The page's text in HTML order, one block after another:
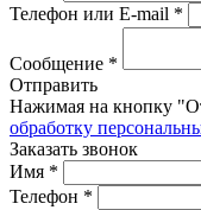
Телефон или E-mail *
Сообщение *
Отправить
Нажимая на кнопку
обработку
Заказать звонок
Имя *
Телефон *